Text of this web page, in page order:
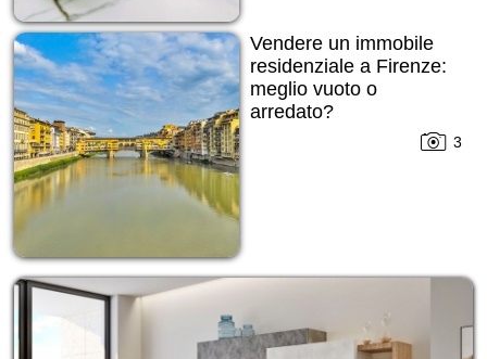
Vendere un immobile
residenziale a Firenze:
meglio vuoto o
arredato?
3